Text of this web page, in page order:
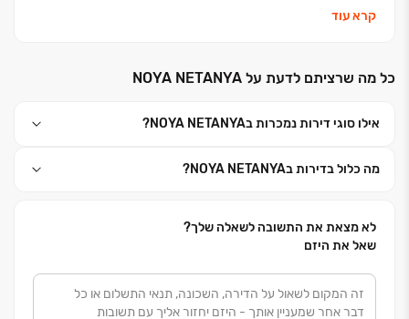
יוקרה ומצוינות במגוון רחב של פרויקטים לאורך השנים
ופיננסי איתן - תוך התחייבות לאיכות בלתי מתפשרת
למשפחה מהבולטות בעולם העסקים הישראלי - מתמחה
תעסוקה והתחדשות עירונית
משפחתית מובהקת, המשלבת מסורת של מצוינות עם גישה
אישית וקרובה. הקבוצה מקפידה על תכנון איכותי, ביצוע
קרא עוד
כל מה שרציתם לדעת על NOYA NETANYA
אילו סוגי דירות נמכרות בNOYA NETANYA?
מה כלול בדירות בNOYA NETANYA?
לא מצאת את התשובה לשאלה שלך?
שאל את היזם